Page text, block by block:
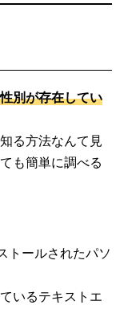
別が存在してい
る方法なんて見
も簡単に調べる
トールされたパソ
いるテキストエ